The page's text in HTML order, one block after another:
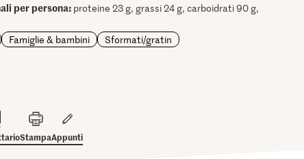
per persona: proteine 23 g, grassi 24 g, carboidrati 90 g,
Famiglie & bambini Sformati/gratin
StampaAppunti